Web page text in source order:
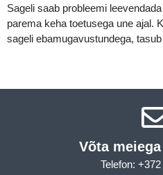
Sageli saab probleemi
parema keha toetusega une ajal.
sageli ebamugavustundega,
Võta
Telefon: